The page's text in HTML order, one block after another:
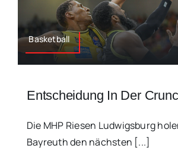
Basketball
Entscheidung In Der
Die MHP Riesen Ludwigsburg
Bayreuth den nächsten [...]